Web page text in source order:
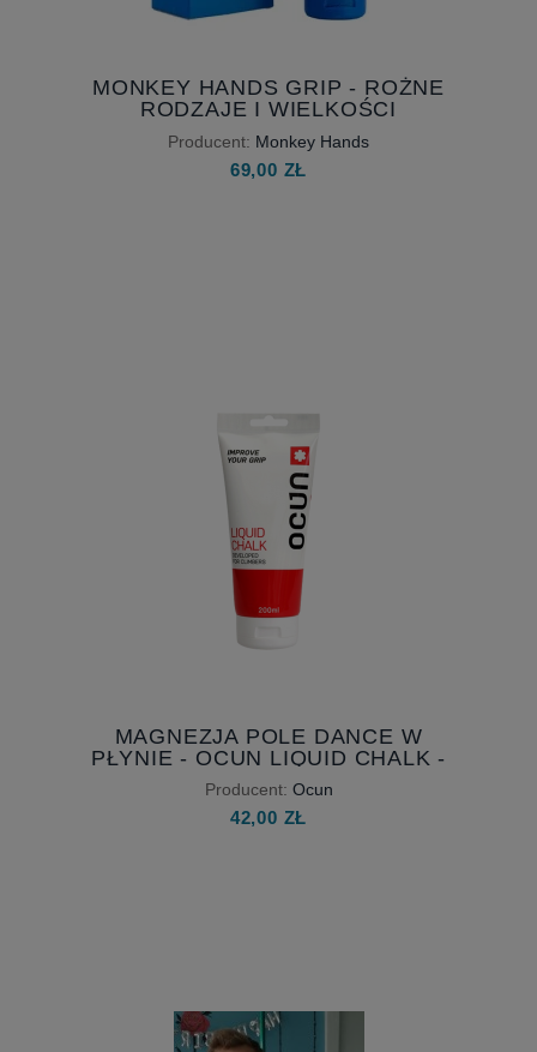
MONKEY HANDS GRIP - ROŻNE
RODZAJE I WIELKOŚCI
Producent: Monkey Hands
69,00 ZŁ
MAGNEZJA POLE DANCE W
PŁYNIE - OCUN LIQUID CHALK -
200 ML
Producent: Ocun
42,00 ZŁ